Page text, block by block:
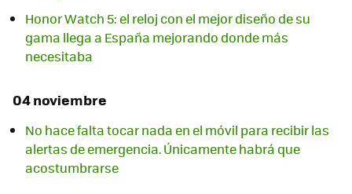
Honor Watch 5: el reloj con el mejor diseño de su
gama llega a España mejorando donde más
necesitaba
04 noviembre
No hace falta tocar nada en el móvil para recibir las
alertas de emergencia. Únicamente habrá que
acostumbrarse